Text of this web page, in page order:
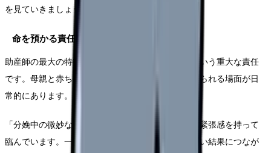
を見ていきましょう。
命を預かる責任の重さ
助産師の最大の特徴は、二つの命を同時に預かるという重大な責任
です。母親と赤ちゃん、両方の命に関わる判断を迫られる場面が日
常的にあります。
「分娩中の微妙な母体の変化を見逃さないよう常に緊張感を持って
臨んでいます。一瞬の判断ミスが取り返しのつかない結果につなが